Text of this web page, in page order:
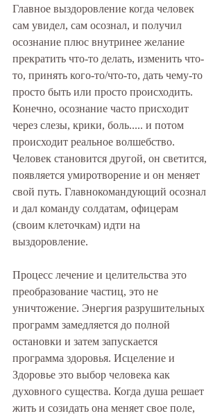
Главное выздоровление когда человек
сам увидел, сам осознал, и получил
осознание плюс внутринее желание
прекратить что-то делать, изменить что-
то, принять кого-то/что-то, дать чему-то
просто быть или просто происходить.
Конечно, осознание часто присходит
через слезы, крики, боль..... и потом
происходит реальное волшебство.
Человек становится другой, он светится,
появляется умиротворение и он меняет
свой путь. Главнокомандующий осознал
и дал команду солдатам, офицерам
(своим клеточкам) идти на
выздоровление.
Процесс лечение и целительства это
преобразование частиц, это не
уничтожение. Энергия разрушительных
программ замедляется до полной
остановки и затем запускается
программа здоровья. Исцеление и
Здоровье это выбор человека как
духовного существа. Когда душа решает
жить и созидать она меняет свое поле,